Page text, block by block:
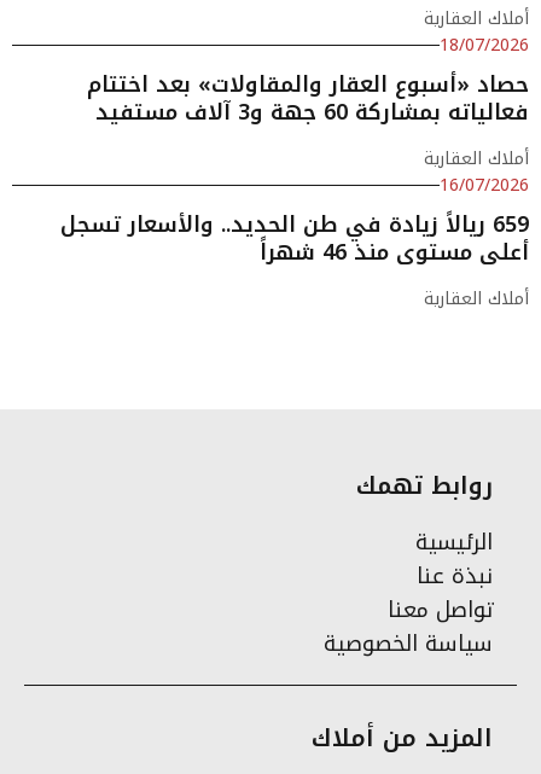
أملاك العقارية
18/07/2026
حصاد «أسبوع العقار والمقاولات» بعد اختتام
فعالياته بمشاركة 60 جهة و3 آلاف مستفيد
أملاك العقارية
16/07/2026
659 ريالاً زيادة في طن الحديد.. والأسعار تسجل
أعلى مستوى منذ 46 شهراً
أملاك العقارية
روابط تهمك
الرئيسية
نبذة عنا
تواصل معنا
سياسة الخصوصية
المزيد من أملاك